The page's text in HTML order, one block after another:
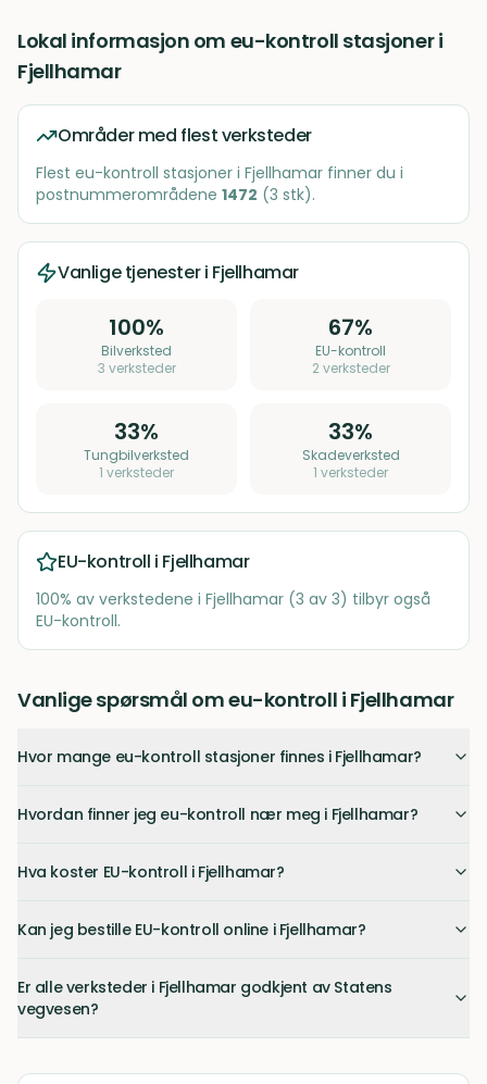
Lokal informasjon om eu-kontroll stasjoneri
Fjellhamar
Områder med flest verksteder
Flest eu-kontroll stasjoner i Fjellhamar finner du i
postnummerområdene 1472 (3 stk).
Vanlige tjenester i Fjellhamar
100%
Bilverksted
3 verksteder
67%
EU-kontroll
2verksteder
33%
Tungbilverksted
1 verksteder
33%
Skadeverksted
1 verksteder
EU-kontroll i Fjellhamar
100% av verkstedene i Fjellhamar (3 av 3) tilbyr også
EU-kontroll.
Vanlige spørsmål om eu-kontroll i Fjellhamar
Hvor mange eu-kontroll stasjoner finnes i Fjellhamar?
Hvordan finner jeg eu-kontroll nær meg i Fjellhamar?
Hva koster EU-kontroll i Fjellhamar?
Kan jeg bestille EU-kontroll online i Fjellhamar?
Er alle verksteder i Fjellhamar godkjent av Statens
vegvesen?